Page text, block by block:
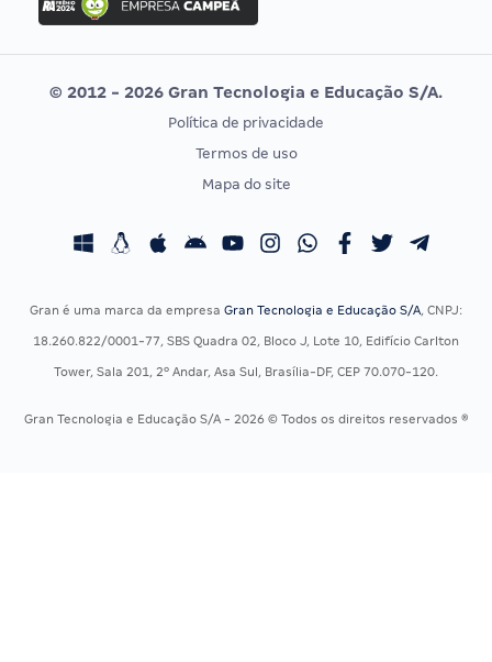
Concurso MPU
Editais publicados
Vunesp
CONCURSOS POR PROFISSÃO
Concursos Fiscais
Concursos Saúde
Residência Multiprofissional
EXAME DE ORDEM
Calendário OAB
© 2012 - 2026 Gran Tecnologia e Educação S/A.
Política de privacidade
Termos de uso
Mapa do site
Gran é uma marca da empresa Gran Tecnologia e Educação S/A, CNPJ:
18.260.822/0001-77, SBS Quadra 02, Bloco J, Lote 10, Edifício Carlton
Tower, Sala 201, 2º Andar, Asa Sul, Brasília-DF, CEP 70.070-120.
Gran Tecnologia e Educação S/A - 2026 © Todos os direitos reservados ®